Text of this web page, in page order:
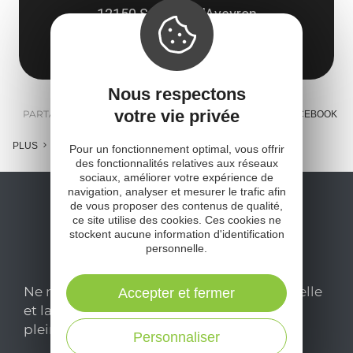
12150 Sévérac d'Aveyron
Obtenir l'itinéraire
PARTAGER : E-MAIL MESSENGER FACEBOOK
PLUS
Ne manquez pas notre newsletter mensuelle
et laissez-vous inspirer pour profiter
pleinement de votre séjour en Aveyron.
Nous respectons
votre vie privée
Pour un fonctionnement optimal, vous offrir
des fonctionnalités relatives aux réseaux
sociaux, améliorer votre expérience de
navigation, analyser et mesurer le trafic afin
de vous proposer des contenus de qualité,
ce site utilise des cookies. Ces cookies ne
stockent aucune information d'identification
personnelle.
Personnaliser
Accepter et fermer